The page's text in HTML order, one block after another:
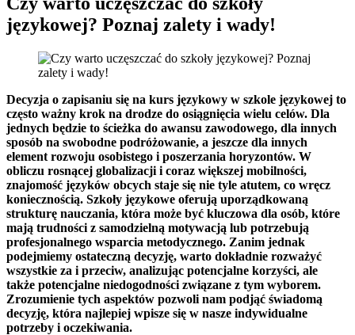
językowej? Poznaj zalety i wady!
Decyzja o zapisaniu się na kurs językowy w szkole językowej to
często ważny krok na drodze do osiągnięcia wielu celów. Dla
jednych będzie to ścieżka do awansu zawodowego, dla innych
sposób na swobodne podróżowanie, a jeszcze dla innych
element rozwoju osobistego i poszerzania horyzontów. W
obliczu rosnącej globalizacji i coraz większej mobilności,
znajomość języków obcych staje się nie tyle atutem, co wręcz
koniecznością. Szkoły językowe oferują uporządkowaną
strukturę nauczania, która może być kluczowa dla osób, które
mają trudności z samodzielną motywacją lub potrzebują
profesjonalnego wsparcia metodycznego. Zanim jednak
podejmiemy ostateczną decyzję, warto dokładnie rozważyć
wszystkie za i przeciw, analizując potencjalne korzyści, ale
także potencjalne niedogodności związane z tym wyborem.
Zrozumienie tych aspektów pozwoli nam podjąć świadomą
decyzję, która najlepiej wpisze się w nasze indywidualne
potrzeby i oczekiwania.